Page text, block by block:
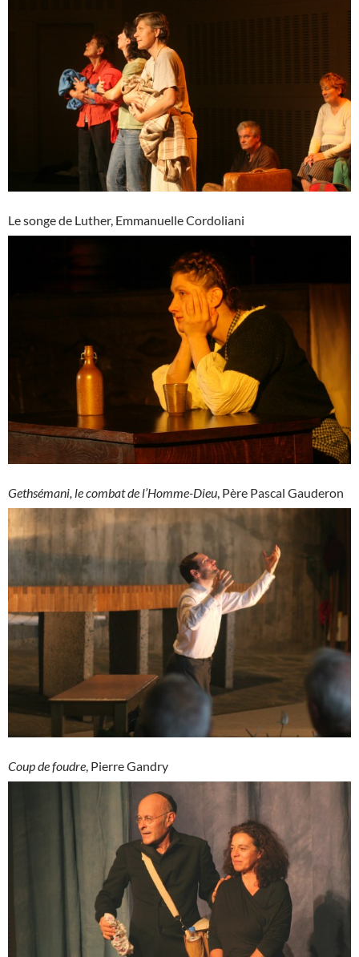
Le songe de Luther, Emmanuelle Cordoliani
Gethsémani, le combat de l’Homme-Dieu, Père Pascal Gauderon
Coup de foudre , Pierre Gandry